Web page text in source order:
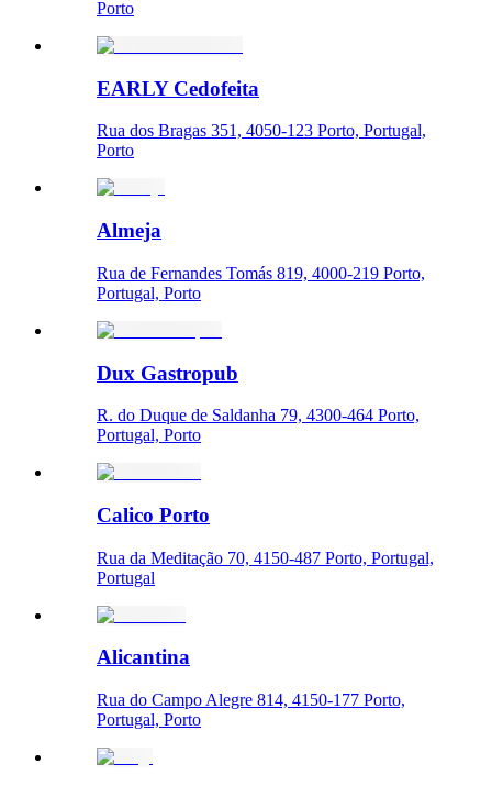
Porto
EARLY Cedofeita
Rua dos Bragas 351, 4050-123 Porto, Portugal,
Porto
Almeja
Rua de Fernandes Tomás 819, 4000-219 Porto,
Portugal, Porto
Dux Gastropub
R. do Duque de Saldanha 79, 4300-464 Porto,
Portugal, Porto
Calico Porto
Rua da Meditação 70, 4150-487 Porto, Portugal,
Portugal
Alicantina
Rua do Campo Alegre 814, 4150-177 Porto,
Portugal, Porto